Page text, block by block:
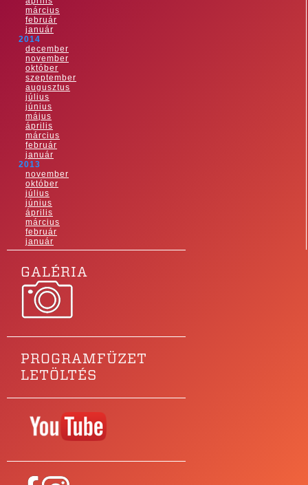
március
február
január
2014
december
november
október
szeptember
augusztus
július
június
május
április
március
február
január
2013
november
október
július
június
április
március
február
január
GALÉRIA
PROGRAMFÜZET
LETÖLTÉS